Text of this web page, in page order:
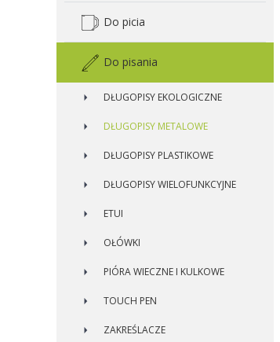
Do picia
Do pisania
DŁUGOPISY EKOLOGICZNE
DŁUGOPISY METALOWE
DŁUGOPISY PLASTIKOWE
DŁUGOPISY WIELOFUNKCYJNE
ETUI
OŁÓWKI
PIÓRA WIECZNE I KULKOWE
TOUCH PEN
ZAKREŚLACZE